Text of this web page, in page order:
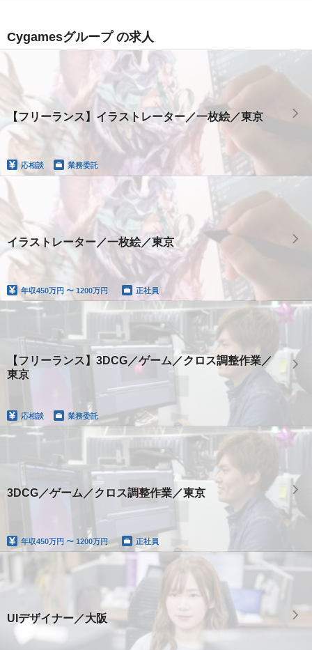
Cygamesグループ の求人
【フリーランス】イラストレーター／一枚絵／東京
応相談 業務委託
イラストレーター／一枚絵／東京
年収450万円 〜 1200万円 正社員
【フリーランス】3DCG／ゲーム／クロス調整作業／
東京
応相談 業務委託
3DCG／ゲーム／クロス調整作業／東京
年収450万円 〜 1200万円 正社員
UIデザイナー／大阪